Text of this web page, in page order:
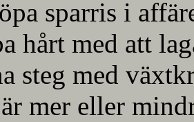
sparris i
hårt med att
steg med
mer eller